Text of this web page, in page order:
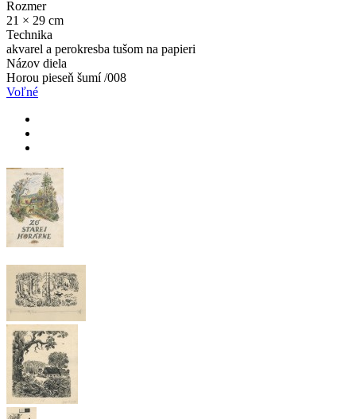
Rozmer
21 × 29 cm
Technika
akvarel a perokresba tušom na papieri
Názov diela
Horou pieseň šumí /008
Voľné